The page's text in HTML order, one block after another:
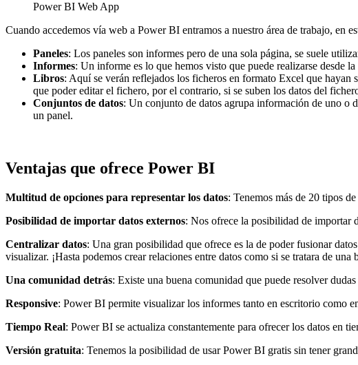
Power BI Web App
Cuando accedemos vía web a Power BI entramos a nuestro área de trabajo, en
Paneles: Los paneles son informes pero de una sola página, se suele
Informes: Un informe es lo que hemos visto que puede realizarse desde
Libros: Aquí se verán reflejados los ficheros en formato Excel que
que poder editar el fichero, por el contrario, si se suben los datos del
Conjuntos de datos: Un conjunto de datos agrupa información de uno o
un panel.
Ventajas que ofrece Power BI
Multitud de opciones para representar los datos: Tenemos más de 20 tipos
Posibilidad de importar datos externos: Nos ofrece la posibilidad de importar
Centralizar datos: Una gran posibilidad que ofrece es la de poder fusionar
visualizar. ¡Hasta podemos crear relaciones entre datos como si se tratara de una
Una comunidad detrás: Existe una buena comunidad que puede resolver
Responsive: Power BI permite visualizar los informes tanto en escritorio como
Tiempo Real: Power BI se actualiza constantemente para ofrecer los datos en
Versión gratuita: Tenemos la posibilidad de usar Power BI gratis sin tener